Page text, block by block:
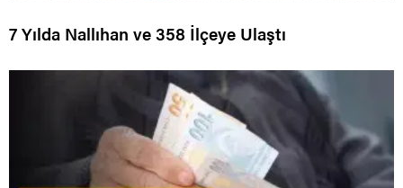
7 Yılda Nallıhan ve 358 İlçeye Ulaştı